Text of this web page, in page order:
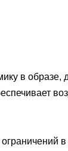
в образе,
в